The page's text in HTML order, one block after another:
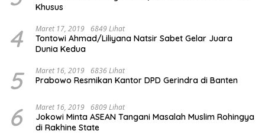
Khusus
4 Maret 17, 2019 6849 Lihat
Tontowi Ahmad/Liliyana Natsir Sabet Gelar Juara
Dunia Kedua
5 Maret 16, 2019 6836 Lihat
Prabowo Resmikan Kantor DPD Gerindra di Banten
6 Maret 16, 2019 6809 Lihat
Jokowi Minta ASEAN Tangani Masalah Muslim Rohingya
di Rakhine State